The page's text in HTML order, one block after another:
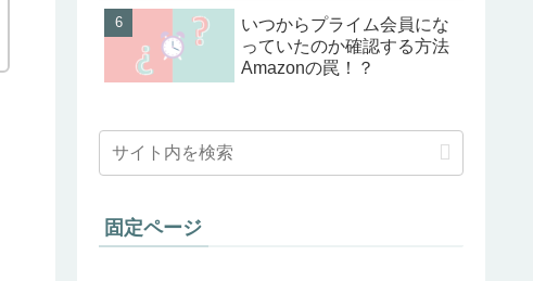
いつからプライム会員にな
っていたのか確認する方法
Amazonの罠！？
固定ページ